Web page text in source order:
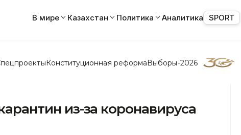
В мире Казахстан Политика Аналитика SPORT
Конституционная реформаВыборы-2026
из-за коронавируса